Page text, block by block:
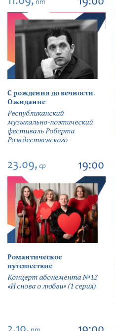
пт
С рождения до вечности.
Ожидание
Республиканский
музыкально-поэтический
фестиваль Роберта
Рождественского
23.09, ср 19:00
Романтическое
путешествие
Концерт абонемента №12
«И снова о любви» (1 серия)